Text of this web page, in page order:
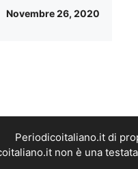
Novembre 26, 2020
Periodicoitaliano.it di
non è una